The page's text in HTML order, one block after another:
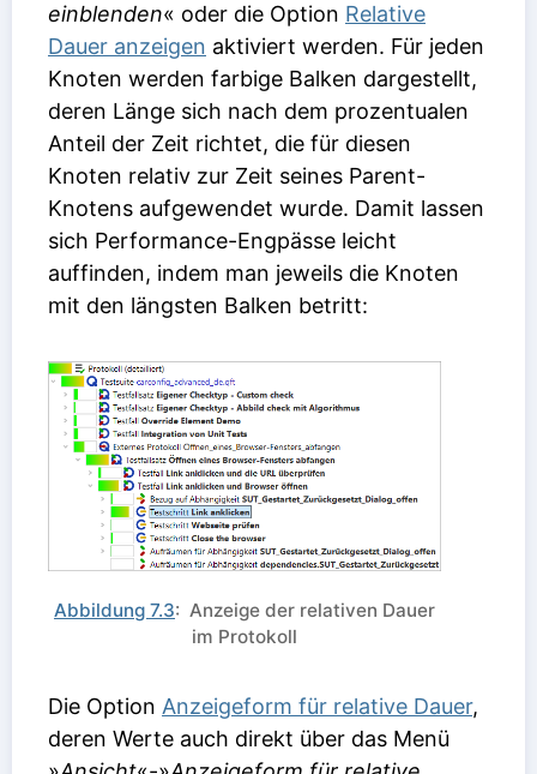
einblenden« oder die Option Relative
Dauer anzeigen aktiviert werden. Für jeden
Knoten werden farbige Balken dargestellt,
deren Länge sich nach dem prozentualen
Anteil der Zeit richtet, die für diesen
Knoten relativ zur Zeit seines Parent-
Knotens aufgewendet wurde. Damit lassen
sich Performance-Engpässe leicht
auffinden, indem man jeweils die Knoten
mit den längsten Balken betritt:
Abbildung 7.3: Anzeige der relativen Dauer
im Protokoll
Die Option Anzeigeform für relative Dauer,
deren Werte auch direkt über das Menü